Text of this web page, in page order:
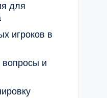
для
игроков в
вопросы и